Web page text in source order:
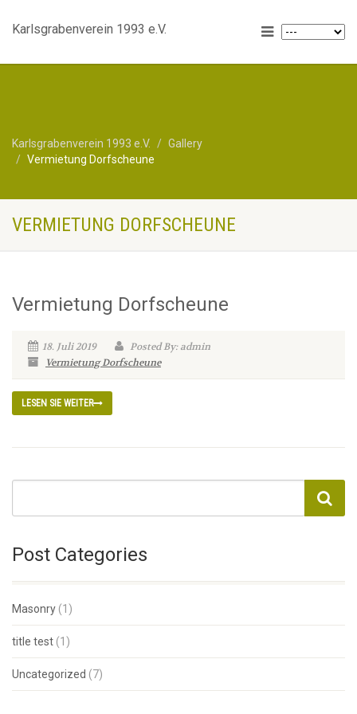
Karlsgrabenverein 1993 e.V.
Karlsgrabenverein 1993 e.V.
Gallery
Vermietung Dorfscheune
VERMIETUNG DORFSCHEUNE
Vermietung Dorfscheune
18. Juli 2019
Posted By: admin
Vermietung Dorfscheune
LESEN SIE WEITER
Post Categories
Masonry (1)
title test (1)
Uncategorized (7)